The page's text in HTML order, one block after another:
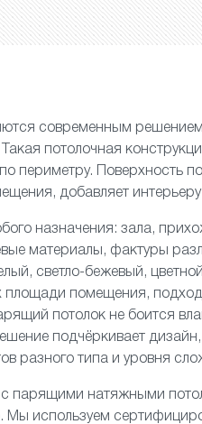
современным
потолочная
периметру. Поверхность
добавляет интерьеру
назначения: зала,
материалы, фактуры
светло-бежевый,
площади помещения,
потолок не боится
подчёркивает
разного типа и уровня
с парящими натяжными
Мы используем